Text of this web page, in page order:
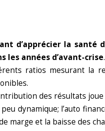
d’apprécier la
les années d’avant-crise.
ratios mesurant la
des résultats
dynamique; l’auto
marge et la baisse des